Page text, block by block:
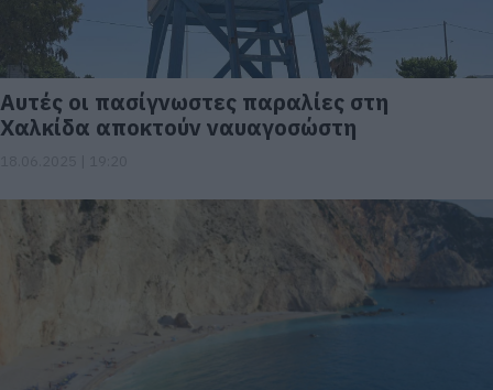
Αυτές οι πασίγνωστες παραλίες στη
Χαλκίδα αποκτούν ναυαγοσώστη